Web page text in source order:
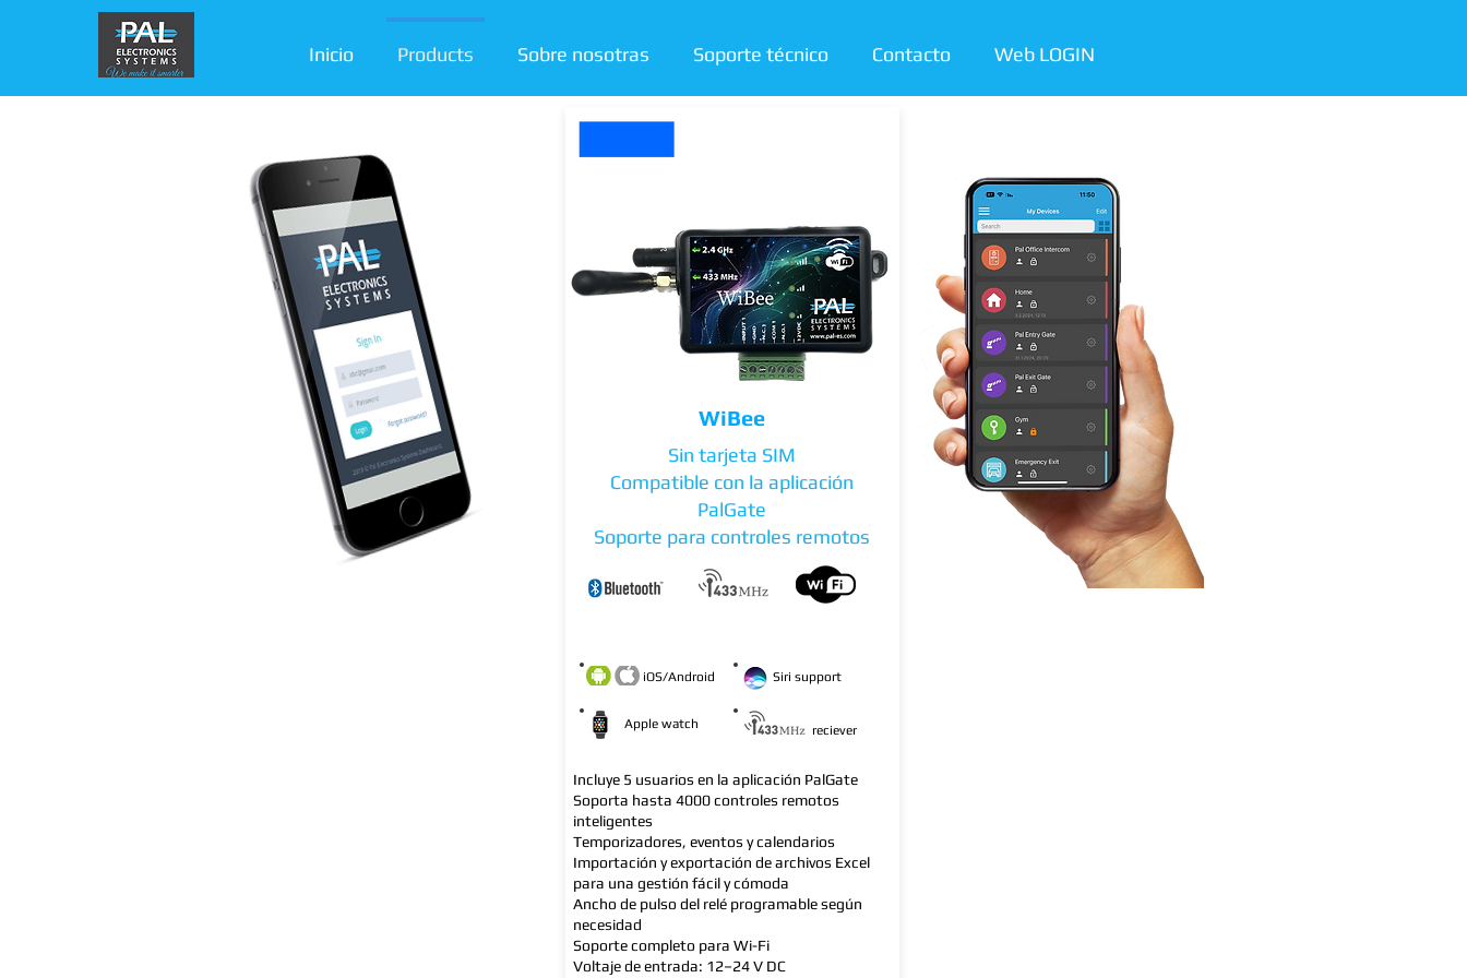
Inicio Products Sobre nosotras Soporte técnico Contacto Web LOGIN
WiBee
Sin tarjeta SIM
Compatible con la aplicación
PalGate
Soporte para controles remotos
iOS/Android Siri support
Apple watch reciever
Incluye 5 usuarios en la aplicación PalGate
Soporta hasta 4000 controles remotos
inteligentes
Temporizadores, eventos y calendarios
Importación y exportación de archivos Excel
para una gestión fácil y cómoda
Ancho de pulso del relé programable según
necesidad
Soporte completo para Wi-Fi
Voltaje de entrada: 12–24 V DC